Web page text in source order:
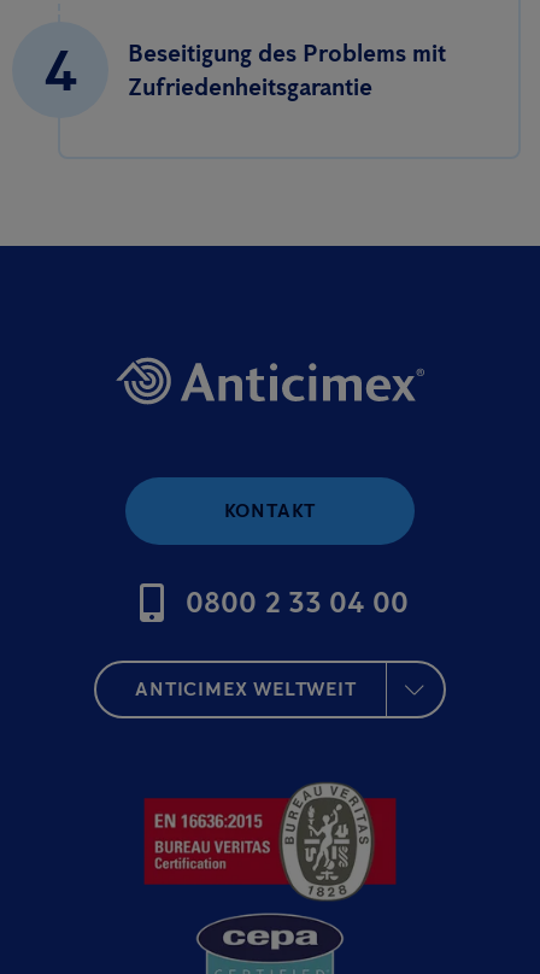
4
Beseitigung des Problems mit
Zufriedenheitsgarantie
KONTAKT
0800 2 33 04 00
ANTICIMEX WELTWEIT